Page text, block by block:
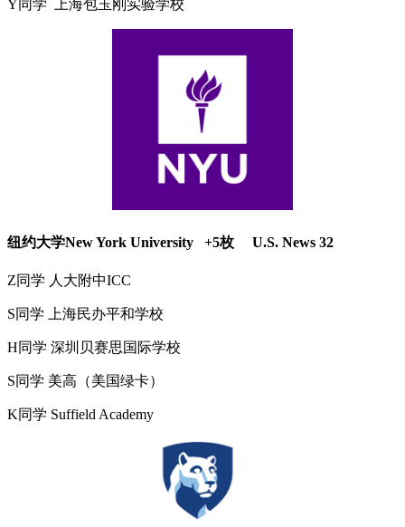
Y同学 上海包玉刚实验学校
纽约大学New York University +5枚 U.S. News 32
Z同学 人大附中ICC
S同学 上海民办平和学校
H同学 深圳贝赛思国际学校
S同学 美高（美国绿卡）
K同学 Suffield Academy